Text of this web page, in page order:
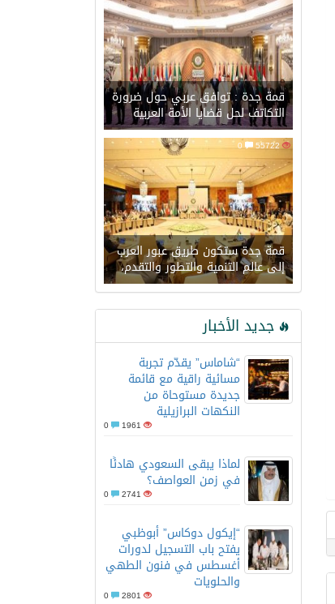
قمة جدة : توافق عربي حول ضرورة
التكاتف لحل قضايا الأمة العربية
55722
0
قمة جدة ستكون طريق عبور العرب
إلى عالم التنمية والتطور والتقدم،
جديد الأخبار
“شاماس” يقدّم تجربة
مسائية راقية مع قائمة
جديدة مستوحاة من
النكهات البرازيلية
1961
لماذا يبقى السعودي هادئًا
في زمن العواصف؟
2741
“إيكول دوكاس” أبوظبي
يفتح باب التسجيل لدورات
أغسطس في فنون الطهي
والحلويات
2801